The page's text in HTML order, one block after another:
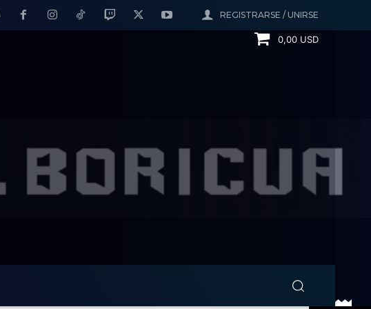
REGISTRARSE / UNIRSE
0,00 USD